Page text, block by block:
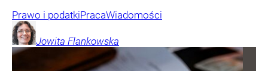
Prawo i podatkiPracaWiadomości
Jowita Flankowska